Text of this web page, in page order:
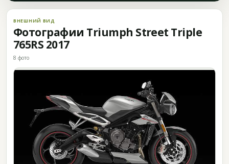
ВНЕШНИЙ ВИД
Фотографии Triumph Street Triple
765RS 2017
8 фото